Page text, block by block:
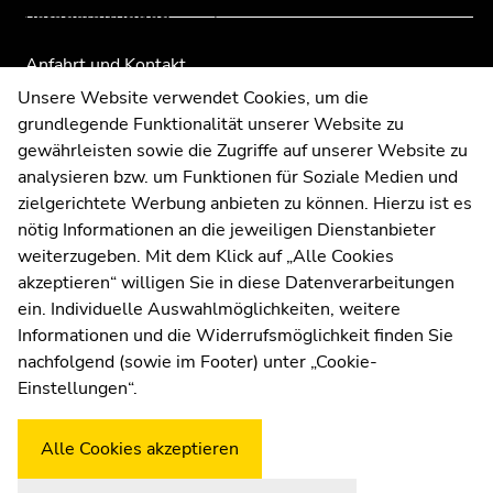
Veranstaltungen
dieses
Seitenbereichs.
Zur
Übersicht
der
Seitenbereiche
Anfahrt und Kontakt
Kommunikation und Öffentlichkeitsarbeit
Moodle
UNIGRAZonline
Impressum
Datenschutzerklärung
Cookie-Einstellungen
Barrierefreiheitserklärung
WetterstationUni Graz
Unsere Website verwendet Cookies, um die
grundlegende Funktionalität unserer Website zu
gewährleisten sowie die Zugriffe auf unserer Website zu
analysieren bzw. um Funktionen für Soziale Medien und
zielgerichtete Werbung anbieten zu können. Hierzu ist es
nötig Informationen an die jeweiligen Dienstanbieter
weiterzugeben. Mit dem Klick auf „Alle Cookies
akzeptieren“ willigen Sie in diese Datenverarbeitungen
ein. Individuelle Auswahlmöglichkeiten, weitere
Informationen und die Widerrufsmöglichkeit finden Sie
nachfolgend (sowie im Footer) unter „Cookie-
Einstellungen“.
Alle Cookies akzeptieren